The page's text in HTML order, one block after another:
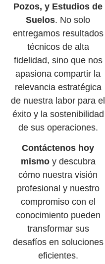
Pozos, y Estudios de
Suelos. No solo
entregamos resultados
técnicos de alta
fidelidad, sino que nos
apasiona compartir la
relevancia estratégica
de nuestra labor para el
éxito y la sostenibilidad
de sus operaciones.
Contáctenos hoy
mismoy descubra
cómo nuestra visión
profesional y nuestro
compromiso con el
conocimiento pueden
transformar sus
desafíos en soluciones
eficientes.